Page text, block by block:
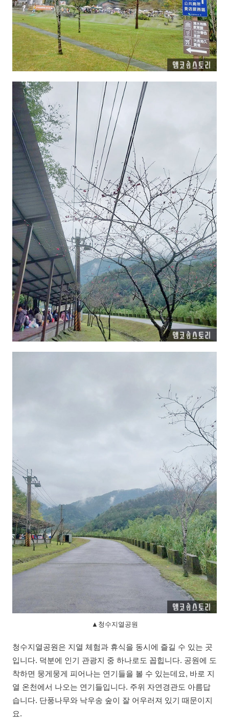
▲청수지열공원
청수지열공원은 지열 체험과 휴식을 동시에 즐길 수 있는 곳
입니다. 덕분에 인기 관광지 중 하나로도 꼽힙니다. 공원에 도
착하면 뭉게뭉게 피어나는 연기들을 볼 수 있는데요, 바로 지
열 온천에서 나오는 연기들입니다. 주위 자연경관도 아름답
습니다. 단풍나무와 낙우송 숲이 잘 어우러져 있기 때문이지
요.